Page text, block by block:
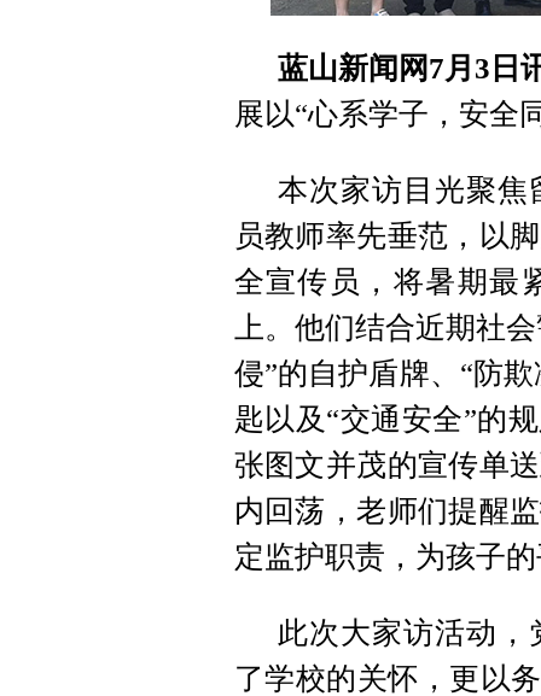
蓝山新闻网7月3日
展以“心系学子，安全
本次家访目光聚焦
员教师率先垂范，以
全宣传员，将暑期最
上。他们结合近期社
侵”的自护盾牌、“防
匙以及“交通安全”的
张图文并茂的宣传单
内回荡，老师们提醒
定监护职责，为孩子
此次大家访活动
了学校的关怀，更以